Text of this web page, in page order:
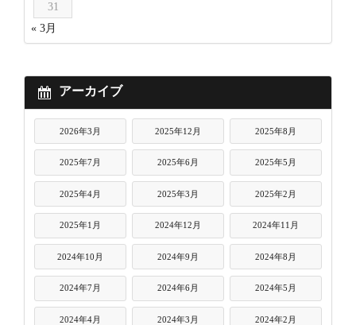
31
« 3月
アーカイブ
2026年3月 2025年12月 2025年8月
2025年7月 2025年6月 2025年5月
2025年4月 2025年3月 2025年2月
2025年1月 2024年12月 2024年11月
2024年10月 2024年9月 2024年8月
2024年7月 2024年6月 2024年5月
2024年4月 2024年3月 2024年2月